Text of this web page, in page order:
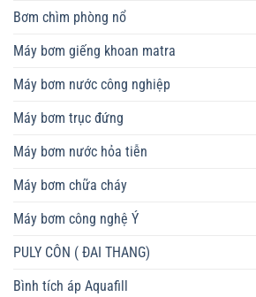
Bơm chìm phòng nổ
Máy bơm giếng khoan matra
Máy bơm nước công nghiệp
Máy bơm trục đứng
Máy bơm nước hỏa tiễn
Máy bơm chữa cháy
Máy bơm công nghệ Ý
PULY CÔN ( ĐAI THANG)
Bình tích áp Aquafill